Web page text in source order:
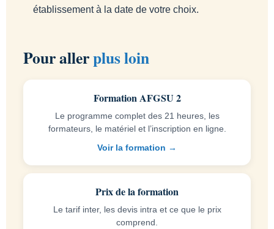
établissement à la date de votre choix.
Pour allerplus loin
Formation AFGSU 2
Le programme complet des 21 heures, les
formateurs, le matériel et l’inscription en ligne.
Voir la formation →
Prix de la formation
Le tarif inter, les devis intra et ce que le prix
comprend.